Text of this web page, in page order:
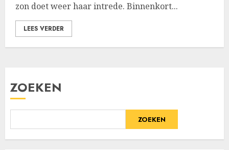
zon doet weer haar intrede. Binnenkort...
LEES VERDER
ZOEKEN
ZOEKEN